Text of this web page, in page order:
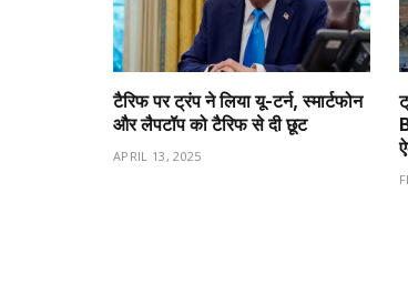
टैरिफ पर ट्रंप ने लिया यू-टर्न, स्मार्टफोन
और लैपटॉप को टैरिफ से दी छूट
APRIL 13, 2025